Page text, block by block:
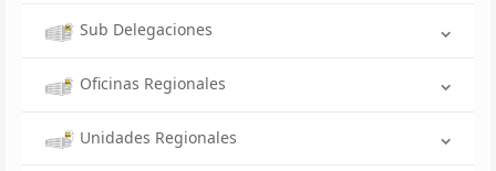
Sub Delegaciones
Oficinas Regionales
Unidades Regionales